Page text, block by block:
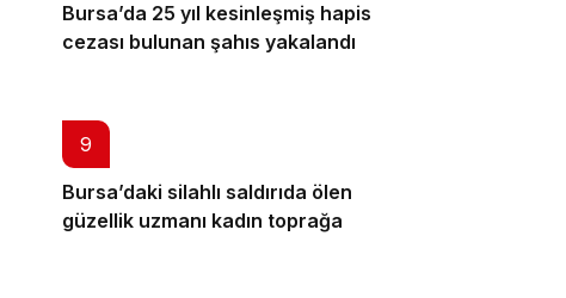
Bursa’da 25 yıl kesinleşmiş hapis
cezası bulunan şahıs yakalandı
9
Bursa’daki silahlı saldırıda ölen
güzellik uzmanı kadın toprağa